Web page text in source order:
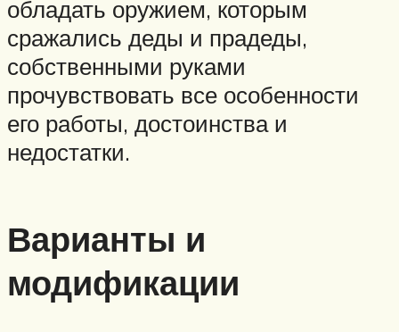
обладать оружием, которым
сражались деды и прадеды,
собственными руками
прочувствовать все особенности
его работы, достоинства и
недостатки.
Варианты и
модификации